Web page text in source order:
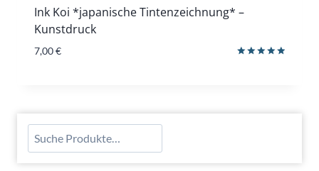
Ink Koi *japanische Tintenzeichnung* –
Kunstdruck
7,00€
Suchen